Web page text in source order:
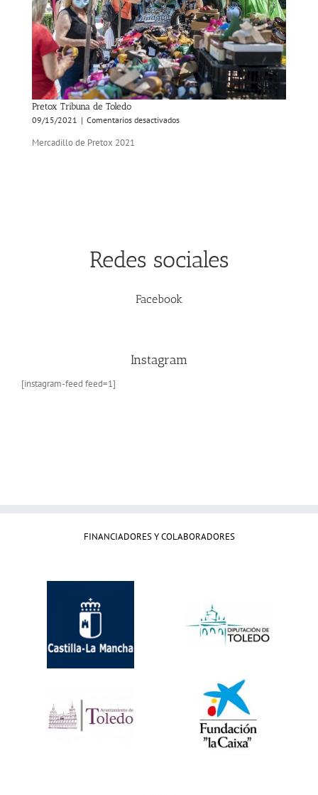
Pretox Tribuna de Toledo
09/15/2021 | Comentarios desactivadosen
Mercadillo de Pretox 2021
Redes sociales
Facebook
Instagram
[instagram-feed feed=1]
FINANCIADORES Y COLABORADORES